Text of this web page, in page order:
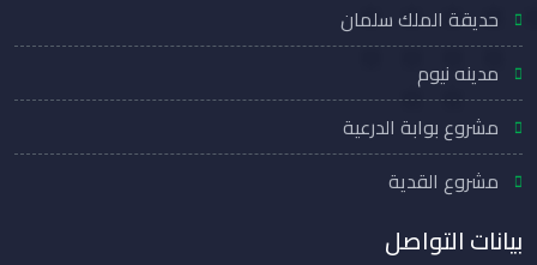
حديقة الملك سلمان
مدينه نيوم
مشروع بوابة الدرعية
مشروع القدية
بيانات التواصل